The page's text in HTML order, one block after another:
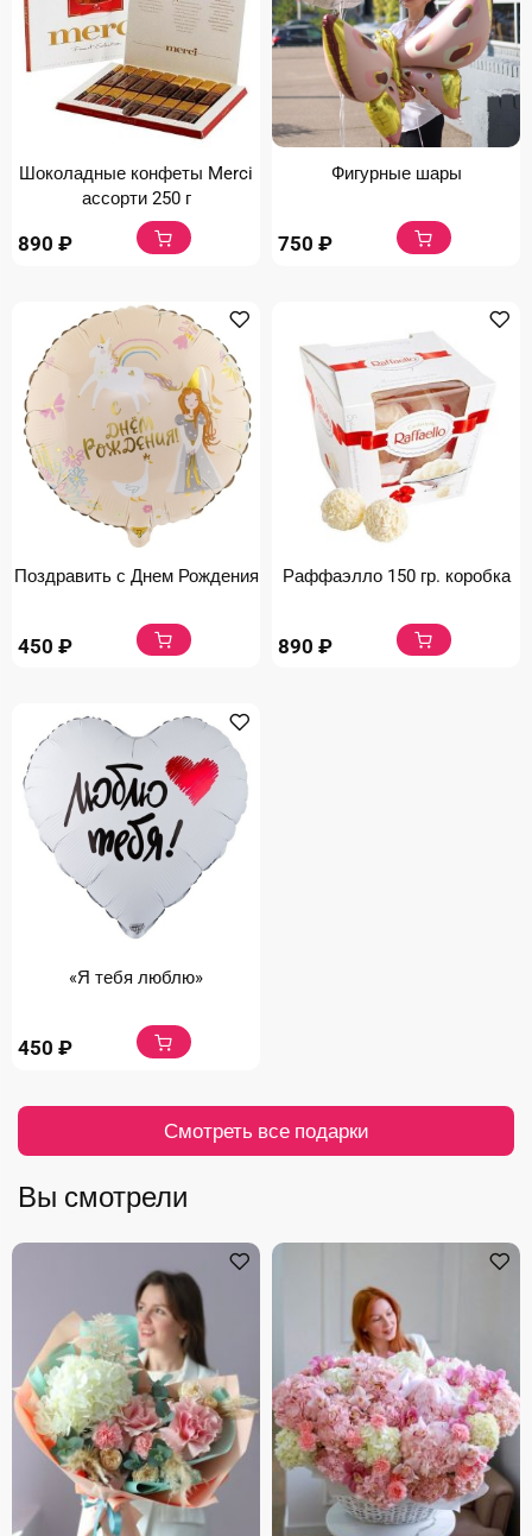
Шоколадные конфеты Merci
ассорти 250 г
890 ₽
Фигурные шары
750 ₽
Поздравить с Днем Рождения
450 ₽
Раффаэлло 150 гр. коробка
890 ₽
«Я тебя люблю»
450 ₽
Смотреть все подарки
Вы смотрели